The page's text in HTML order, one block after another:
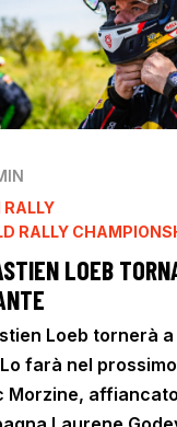
RALLY
RALLY
LOEB
Loeb tornerà
farà nel
Morzine,